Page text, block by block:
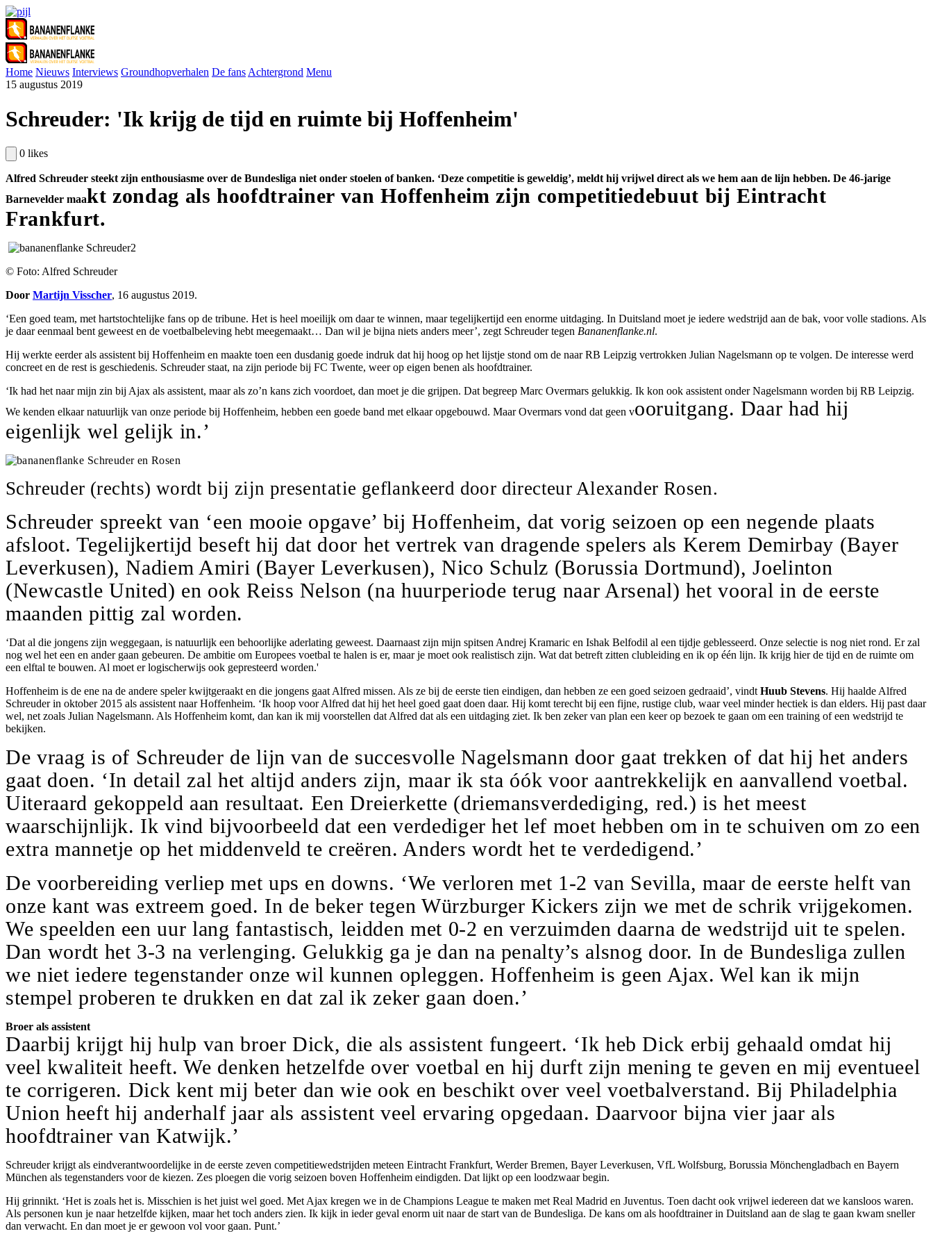
Home Nieuws Interviews Groundhopverhalen De fansAchtergrond Menu
15 augustus 2019
Schreuder: 'Ik krijg de tijd en ruimte bij Hoffenheim'
0 likes
Alfred Schreuder steekt zijn enthousiasme over de Bundesliga niet onder stoelen of banken. ‘Deze competitie is geweldig’, meldt hij vrijwel direct als we hem aan de lijn hebben. De 46-jarige
Barnevelder maakt zondag als hoofdtrainer van Hoffenheim zijn competitiedebuut bij Eintracht
Frankfurt.
© Foto: Alfred Schreuder
Door Martijn Visscher, 16 augustus 2019.
‘Een goed team, met hartstochtelijke fans op de tribune. Het is heel moeilijk om daar te winnen, maar tegelijkertijd een enorme uitdaging. In Duitsland moet je iedere wedstrijd aan de bak, voor volle stadions. Als
je daar eenmaal bent geweest en de voetbalbeleving hebt meegemaakt… Dan wil je bijna niets anders meer’, zegt Schreuder tegen Bananenflanke.nl.
Hij werkte eerder als assistent bij Hoffenheim en maakte toen een dusdanig goede indruk dat hij hoog op het lijstje stond om de naar RB Leipzig vertrokken Julian Nagelsmann op te volgen. De interesse werd
concreet en de rest is geschiedenis. Schreuder staat, na zijn periode bij FC Twente, weer op eigen benen als hoofdtrainer.
‘Ik had het naar mijn zin bij Ajax als assistent, maar als zo’n kans zich voordoet, dan moet je die grijpen. Dat begreep Marc Overmars gelukkig. Ik kon ook assistent onder Nagelsmann worden bij RB Leipzig.
We kenden elkaar natuurlijk van onze periode bij Hoffenheim, hebben een goede band met elkaar opgebouwd. Maar Overmars vond dat geen vooruitgang. Daar had hij
eigenlijk wel gelijk in.’
Schreuder (rechts) wordt bij zijn presentatie geflankeerd door directeur Alexander Rosen.
Schreuder spreekt van ‘een mooie opgave’ bij Hoffenheim, dat vorig seizoen op een negende plaats
afsloot. Tegelijkertijd beseft hij dat door het vertrek van dragende spelers als Kerem Demirbay (Bayer
Leverkusen), Nadiem Amiri (Bayer Leverkusen), Nico Schulz (Borussia Dortmund), Joelinton
(Newcastle United) en ook Reiss Nelson (na huurperiode terug naar Arsenal) het vooral in de eerste
maanden pittig zal worden.
‘Dat al die jongens zijn weggegaan, is natuurlijk een behoorlijke aderlating geweest. Daarnaast zijn mijn spitsen Andrej Kramaric en Ishak Belfodil al een tijdje geblesseerd. Onze selectie is nog niet rond. Er zal
nog wel het een en ander gaan gebeuren. De ambitie om Europees voetbal te halen is er, maar je moet ook realistisch zijn. Wat dat betreft zitten clubleiding en ik op één lijn. Ik krijg hier de tijd en de ruimte om
een elftal te bouwen. Al moet er logischerwijs ook gepresteerd worden.'
Hoffenheim is de ene na de andere speler kwijtgeraakt en die jongens gaat Alfred missen. Als ze bij de eerste tien eindigen, dan hebben ze een goed seizoen gedraaid’, vindt Huub Stevens. Hij haalde Alfred
Schreuder in oktober 2015 als assistent naar Hoffenheim. ‘Ik hoop voor Alfred dat hij het heel goed gaat doen daar. Hij komt terecht bij een fijne, rustige club, waar veel minder hectiek is dan elders. Hij past daar
wel, net zoals Julian Nagelsmann. Als Hoffenheim komt, dan kan ik mij voorstellen dat Alfred dat als een uitdaging ziet. Ik ben zeker van plan een keer op bezoek te gaan om een training of een wedstrijd te
bekijken.
De vraag is of Schreuder de lijn van de succesvolle Nagelsmann door gaat trekken of dat hij het anders
gaat doen. ‘In detail zal het altijd anders zijn, maar ik sta óók voor aantrekkelijk en aanvallend voetbal.
Uiteraard gekoppeld aan resultaat. Een Dreierkette (driemansverdediging, red.) is het meest
waarschijnlijk. Ik vind bijvoorbeeld dat een verdediger het lef moet hebben om in te schuiven om zo een
extra mannetje op het middenveld te creëren. Anders wordt het te verdedigend.’
De voorbereiding verliep met ups en downs. ‘We verloren met 1-2 van Sevilla, maar de eerste helft van
onze kant was extreem goed. In de beker tegen Würzburger Kickers zijn we met de schrik vrijgekomen.
We speelden een uur lang fantastisch, leidden met 0-2 en verzuimden daarna de wedstrijd uit te spelen.
Dan wordt het 3-3 na verlenging. Gelukkig ga je dan na penalty’s alsnog door. In de Bundesliga zullen
we niet iedere tegenstander onze wil kunnen opleggen. Hoffenheim is geen Ajax. Wel kan ik mijn
stempel proberen te drukken en dat zal ik zeker gaan doen.’
Broer als assistent
Daarbij krijgt hij hulp van broer Dick, die als assistent fungeert. ‘Ik heb Dick erbij gehaald omdat hij
veel kwaliteit heeft. We denken hetzelfde over voetbal en hij durft zijn mening te geven en mij eventueel
te corrigeren. Dick kent mij beter dan wie ook en beschikt over veel voetbalverstand. Bij Philadelphia
Union heeft hij anderhalf jaar als assistent veel ervaring opgedaan. Daarvoor bijna vier jaar als
hoofdtrainer van Katwijk.’
Schreuder krijgt als eindverantwoordelijke in de eerste zeven competitiewedstrijden meteen Eintracht Frankfurt, Werder Bremen, Bayer Leverkusen, VfL Wolfsburg, Borussia Mönchengladbach en Bayern
München als tegenstanders voor de kiezen. Zes ploegen die vorig seizoen boven Hoffenheim eindigden. Dat lijkt op een loodzwaar begin.
Hij grinnikt. ‘Het is zoals het is. Misschien is het juist wel goed. Met Ajax kregen we in de Champions League te maken met Real Madrid en Juventus. Toen dacht ook vrijwel iedereen dat we kansloos waren.
Als personen kun je naar hetzelfde kijken, maar het toch anders zien. Ik kijk in ieder geval enorm uit naar de start van de Bundesliga. De kans om als hoofdtrainer in Duitsland aan de slag te gaan kwam sneller
dan verwacht. En dan moet je er gewoon vol voor gaan. Punt.’